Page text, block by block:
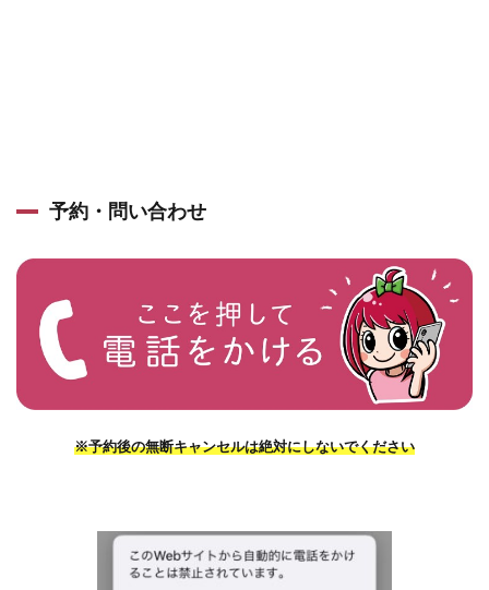
予約・問い合わせ
※予約後の無断キャンセルは絶対にしないでください